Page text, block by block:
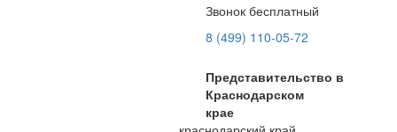
Звонок бесплатный
8 (499) 110-05-72
Представительство в
Краснодарском
крае